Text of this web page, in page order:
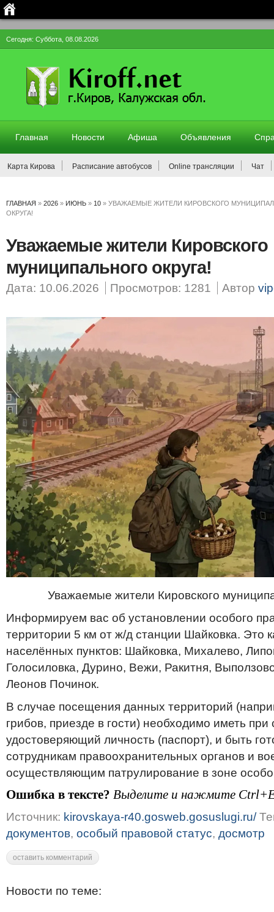
Сегодня: Суббота, 08.08.2026
Главная Новости Афиша Объявления
Карта Кирова Расписание автобусов Online трансляции Чат
ГЛАВНАЯ » 2026 » ИЮНЬ » 10 » УВАЖАЕМЫЕ ЖИТЕЛИ КИРОВСКОГО
ОКРУГА!
Уважаемые жители Кировского
муниципального округа!
Дата: 10.06.2026 Просмотров: 1281 Автор
Уважаемые жители Кировского
Информируем вас об установлении особого
территории 5 км от ж/д станции Шайковка. Это
населённых пунктов: Шайковка, Михалево,
Голосиловка, Дурино, Вежи, Ракитня,
Леонов Починок.
В случае посещения данных территорий
грибов, приезде в гости) необходимо иметь при
удостоверяющий личность (паспорт), и быть
сотрудникам правоохранительных органов и
осуществляющим патрулирование в зоне
Ошибка в тексте? Выделите и нажмите
Источник: kirovskaya-r40.gosweb.gosuslugi.ru/
документов, особый правовой статус, досмотр
оставить комментарий
Новости по теме: